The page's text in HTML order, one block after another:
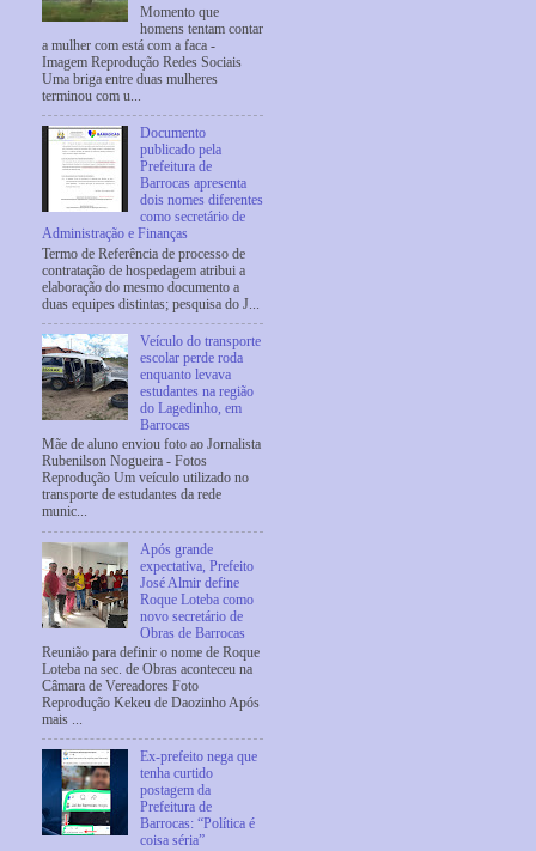
Momento que
homens tentam contar
a mulher com está com a faca -
Imagem Reprodução Redes Sociais
Uma briga entre duas mulheres
terminou com u...
Documento
publicado pela
Prefeitura de
Barrocas apresenta
dois nomes diferentes
como secretário de
Administração e Finanças
Termo de Referência de processo de
contratação de hospedagem atribui a
elaboração do mesmo documento a
duas equipes distintas; pesquisa do J...
Veículo do transporte
escolar perde roda
enquanto levava
estudantes na região
do Lagedinho, em
Barrocas
Mãe de aluno enviou foto ao Jornalista
Rubenilson Nogueira - Fotos
Reprodução Um veículo utilizado no
transporte de estudantes da rede
munic...
Após grande
expectativa, Prefeito
José Almir define
Roque Loteba como
novo secretário de
Obras de Barrocas
Reunião para definir o nome de Roque
Loteba na sec. de Obras aconteceu na
Câmara de Vereadores Foto
Reprodução Kekeu de Daozinho Após
mais ...
Ex-prefeito nega que
tenha curtido
postagem da
Prefeitura de
Barrocas: “Política é
coisa séria”